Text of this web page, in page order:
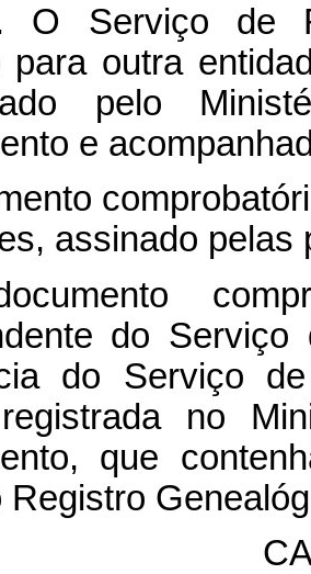
O Serviço de
para outra
pelo
e
assinado pelas
do
do Serviço
no
que
Registro